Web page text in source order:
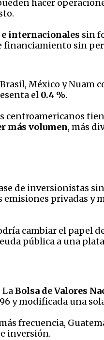
hacer
internacionales sin
financiamiento sin
México y Nuam
el 0.4 %.
centroamericanos
más volumen, más
de inversionistas
privadas y
cambiar el papel
pública a una
LaBolsa de Valores
y modificada una
frecuencia,
inversión.